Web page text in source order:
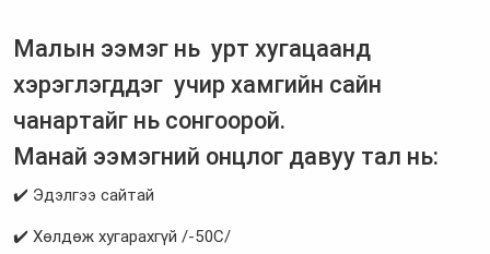
Малын ээмэг нь урт хугацаанд
хэрэглэгддэг учир хамгийн сайн
чанартайг нь сонгоорой.
Манай ээмэгний онцлог давуу тал нь:
✔️ Эдэлгээ сайтай
✔️ Хөлдөж хугарахгүй /-50С/